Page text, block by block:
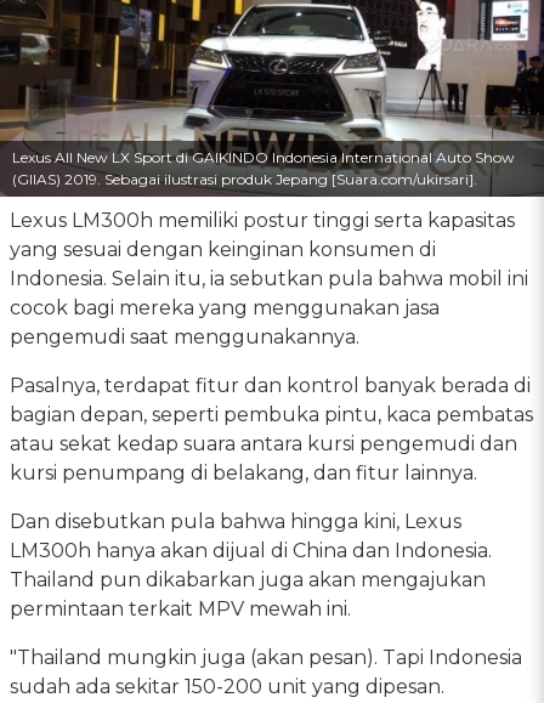
Lexus All New LX Sport di GAIKINDO Indonesia International Auto Show
(GIIAS) 2019. Sebagai ilustrasi produk Jepang [Suara.com/ukirsari].
Lexus LM300h memiliki postur tinggi serta kapasitas
yang sesuai dengan keinginan konsumen di
Indonesia. Selain itu, ia sebutkan pula bahwa mobil ini
cocok bagi mereka yang menggunakan jasa
pengemudi saat menggunakannya.
Pasalnya, terdapat fitur dan kontrol banyak berada di
bagian depan, seperti pembuka pintu, kaca pembatas
atau sekat kedap suara antara kursi pengemudi dan
kursi penumpang di belakang, dan fitur lainnya.
Dan disebutkan pula bahwa hingga kini, Lexus
LM300h hanya akan dijual di China dan Indonesia.
Thailand pun dikabarkan juga akan mengajukan
permintaan terkait MPV mewah ini.
"Thailand mungkin juga (akan pesan). Tapi Indonesia
sudah ada sekitar 150-200 unit yang dipesan.